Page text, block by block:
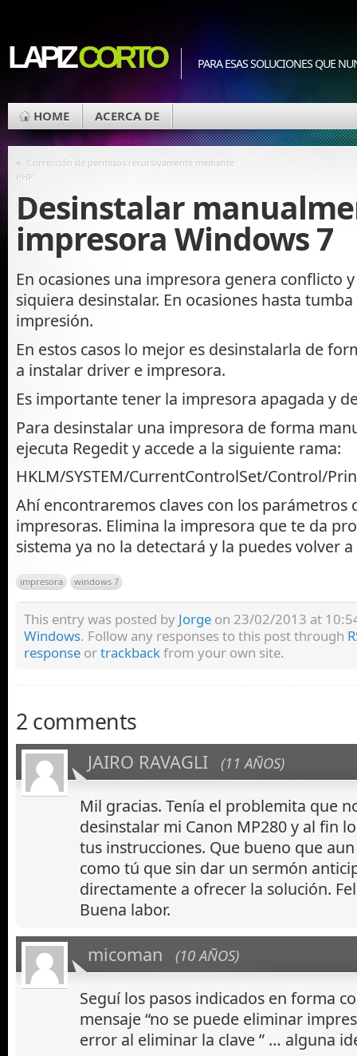
LAPIZCORTO PARA ESAS SOLUCIONES QUE
HOME ACERCA DE
« Corrección de permisos recursivamente mediante
PHP
Desinstalar
impresora Windows 7
En ocasiones una impresora genera conflicto
siquiera desinstalar. En ocasiones hasta
impresión.
En estos casos lo mejor es desinstalarla de
a instalar driver e impresora.
Es importante tener la impresora apagada y
Para desinstalar una impresora de forma
ejecuta Regedit y accede a la siguiente rama:
HKLM/SYSTEM/CurrentControlSet/Control/
Ahí encontraremos claves con los parámetros
impresoras. Elimina la impresora que te da
sistema ya no la detectará y la puedes volver
impresora windows 7
This entry was posted by Jorge on 23/02/2013 at
Windows. Follow any responses to this post through
response ortrackbackfrom your own site.
2 comments
JAIRO RAVAGLI (11 AÑOS)
Mil gracias. Tenía el problemita que
desinstalar mi Canon MP280 y al fin
tus instrucciones. Que bueno que
como tú que sin dar un sermón
directamente a ofrecer la solución.
Buena labor.
micoman (10 AÑOS)
Seguí los pasos indicados en forma
mensaje “no se puede eliminar
error al eliminar la clave ” … alguna